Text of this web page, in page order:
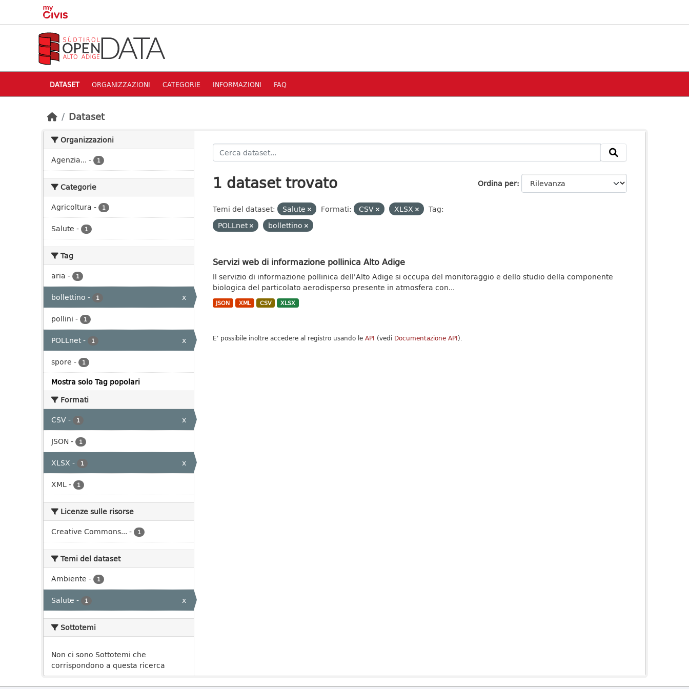
Skip to main content
DATASET ORGANIZZAZIONI CATEGORIE INFORMAZIONI FAQ
Dataset
Organizzazioni
Agenzia... - 1
Categorie
Agricoltura - 1
Salute - 1
Tag
aria - 1
bollettino - 1
x
pollini - 1
POLLnet- 1
x
spore - 1
Mostra solo Tag popolari
Formati
CSV- 1
x
JSON - 1
XLSX - 1
x
XML- 1
Licenze sulle risorse
Creative Commons... - 1
Temi del dataset
Ambiente - 1
Salute - 1 x
Sottotemi
Non ci sono Sottotemi che
corrispondono a questa ricerca
Ordina per
1 dataset trovato
Temi del dataset: Salute Formati: CSV XLSX
Tag:
POLLnet
bollettino
Servizi web di informazione pollinica Alto Adige
Il servizio di informazione pollinica dell'Alto Adige si occupa del monitoraggio e dello studio della componente
biologica del particolato aerodisperso presente in atmosfera con...
JSON XML CSV XLSX
E' possibile inoltre accedere al registro usando le API (vedi Documentazione API).